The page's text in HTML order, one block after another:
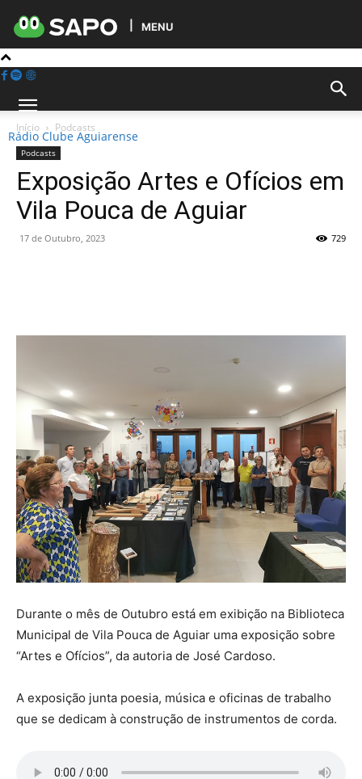
MENU
Rádio Clube Aguiarense
Início Podcasts
Podcasts
Exposição Artes e Ofícios em
Vila Pouca de Aguiar
17 de Outubro, 2023 729
Durante o mês de Outubro está em exibição na Biblioteca
Municipal de Vila Pouca de Aguiar uma exposição sobre
“Artes e Ofícios”, da autoria de José Cardoso.
A exposição junta poesia, música e oficinas de trabalho
que se dedicam à construção de instrumentos de corda.